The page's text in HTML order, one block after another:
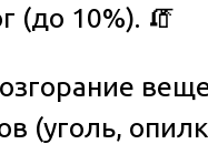
(до 10%). 🧯
(уголь,